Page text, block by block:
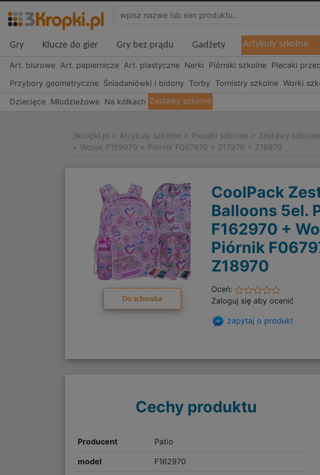
Gry Klucze do gier Gry bez prądu Gadżety Artykuły szkolne
Art. biurowe Art. papiernicze Art. plastyczne Nerki Piórniki szkolne Plecaki
Przybory geometryczne Śniadaniówki i bidony Torby Tornistry szkolne Worki
Dziecięce Młodzieżowe Na kółkach Zestawy szkolne
3kropki.pl > Artykuły szkolne > Plecaki szkolne > Zestawy szkolne
+ Worek F159970 + Piórnik F067970 + Z17970 + Z18970
Do schowka
CoolPack
Balloons 5el.
F162970 +
Piórnik
Z18970
Oceń:
Zaloguj się aby ocenić
zapytaj o produkt
Cechy produktu
Producent Patio
model F162970